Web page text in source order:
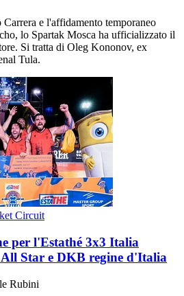
e l'affidamento temporaneo
lo Spartak Mosca ha ufficializzato il
Si tratta di Oleg Kononov, ex
Tula.
Circuit
per l'Estathé 3x3 Italia
Star e DKB regine d'Italia
Rubini